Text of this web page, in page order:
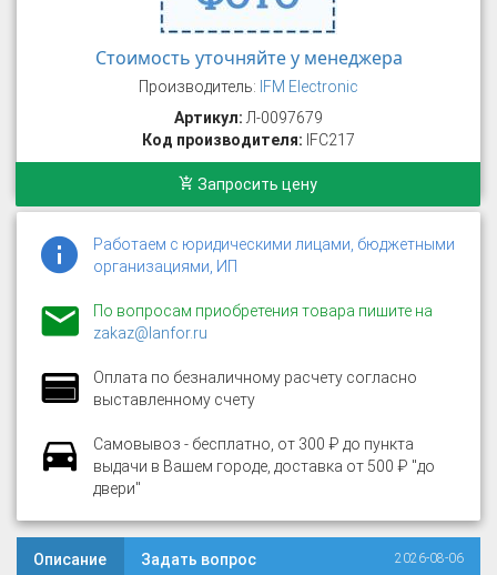
Стоимость уточняйте у менеджера
Производитель: IFM Electronic
Артикул: Л-0097679
Код производителя: IFC217
Запросить цену
Работаем с юридическими лицами, бюджетными
организациями, ИП
По вопросам приобретения товара пишите на
zakaz@lanfor.ru
Оплата по безналичному расчету согласно
выставленному счету
Самовывоз - бесплатно, от 300 ₽ до пункта
выдачи в Вашем городе, доставка от 500 ₽ "до
двери"
Описание Задать вопрос 2026-08-06